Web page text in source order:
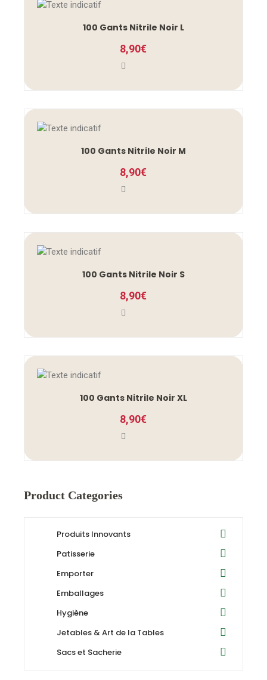
100 Gants Nitrile Noir L
8,90€
100 Gants Nitrile Noir M
8,90€
100 Gants Nitrile Noir S
8,90€
100 Gants Nitrile Noir XL
8,90€
Product Categories
Produits Innovants
Patisserie
Emporter
Emballages
Hygiène
Jetables & Art de la Tables
Sacs et Sacherie